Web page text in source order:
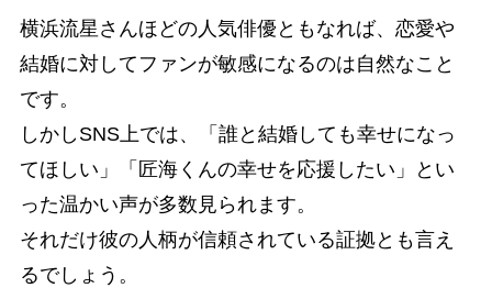
横浜流星さんほどの人気俳優ともなれば、恋愛や
結婚に対してファンが敏感になるのは自然なこと
です。
しかしSNS上では、「誰と結婚しても幸せになっ
てほしい」「匠海くんの幸せを応援したい」とい
った温かい声が多数見られます。
それだけ彼の人柄が信頼されている証拠とも言え
るでしょう。